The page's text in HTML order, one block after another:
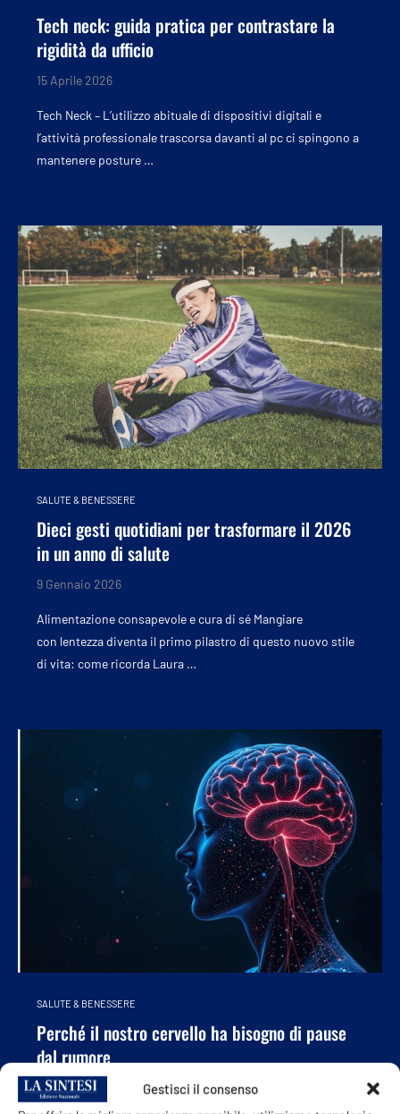
Gestisci il consenso
Tech neck: guida pratica per contrastare la
rigidità da ufficio
15 Aprile 2026
Tech Neck – L’utilizzo abituale di dispositivi digitali e
l’attività professionale trascorsa davanti al pc ci spingono a
mantenere posture …
SALUTE & BENESSERE
Dieci gesti quotidiani per trasformare il 2026
in un anno di salute
9 Gennaio 2026
Alimentazione consapevole e cura di sé Mangiare
con lentezza diventa il primo pilastro di questo nuovo stile
di vita: come ricorda Laura …
SALUTE & BENESSERE
Perché il nostro cervello ha bisogno di pause
dal rumore
29 Dicembre 2025